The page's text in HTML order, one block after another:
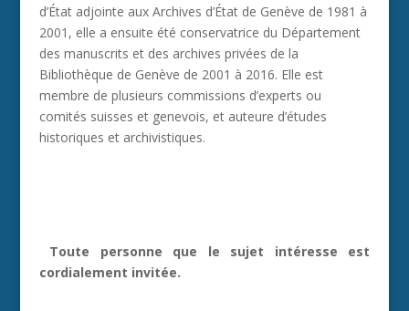
d’État adjointe aux Archives d’État de Genève de 1981 à
2001, elle a ensuite été conservatrice du Département
des manuscrits et des archives privées de la
Bibliothèque de Genève de 2001 à 2016. Elle est
membre de plusieurs commissions d’experts ou
comités suisses et genevois, et auteure d’études
historiques et archivistiques.
Toute personne que le sujet intéresse est
cordialement invitée.